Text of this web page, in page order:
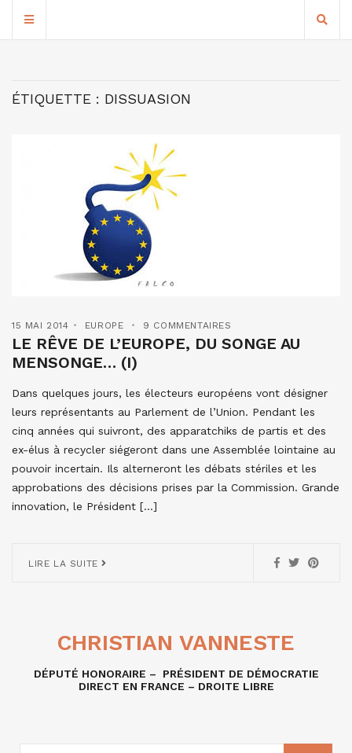
ÉTIQUETTE : DISSUASION
15 MAI 2014 EUROPE 9 COMMENTAIRES
LE RÊVE DE L’EUROPE, DU SONGE AU
MENSONGE… (I)
Dans quelques jours, les électeurs européens vont désigner
leurs représentants au Parlement de l’Union. Pendant les
cinq années qui suivront, des apparatchiks de partis et des
ex-élus à recycler siégeront dans une Assemblée lointaine au
pouvoir incertain. Ils alterneront les débats stériles et les
approbations des décisions prises par la Commission. Grande
innovation, le Président […]
LIRE LA SUITE
CHRISTIAN VANNESTE
DÉPUTÉ HONORAIRE – PRÉSIDENT DE DÉMOCRATIE
DIRECT EN FRANCE – DROITE LIBRE